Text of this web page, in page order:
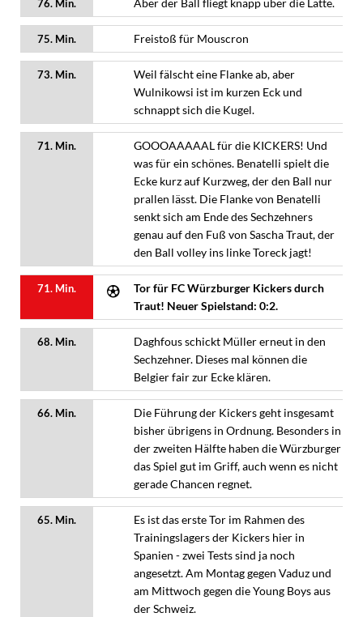
76. Min. Aber der Ball fliegt knapp über die Latte.
75. Min. Freistoß für Mouscron
73. Min.
Weil fälscht eine Flanke ab, aber
Wulnikowsi ist im kurzen Eck und
schnappt sich die Kugel.
71. Min.
GOOOAAAAAL für die KICKERS! Und
was für ein schönes. Benatelli spielt die
Ecke kurz auf Kurzweg, der den Ball nur
prallen lässt. Die Flanke von Benatelli
senkt sich am Ende des Sechzehners
genau auf den Fuß von Sascha Traut, der
den Ball volley ins linke Toreck jagt!
71. Min.
Tor für FC Würzburger Kickers durch
Traut! Neuer Spielstand: 0:2.
68. Min.
Daghfous schickt Müller erneut in den
Sechzehner. Dieses mal können die
Belgier fair zur Ecke klären.
66. Min.
Die Führung der Kickers geht insgesamt
bisher übrigens in Ordnung. Besonders in
der zweiten Hälfte haben die Würzburger
das Spiel gut im Griff, auch wenn es nicht
gerade Chancen regnet.
65. Min.
Es ist das erste Tor im Rahmen des
Trainingslagers der Kickers hier in
Spanien - zwei Tests sind ja noch
angesetzt. Am Montag gegen Vaduz und
am Mittwoch gegen die Young Boys aus
der Schweiz.